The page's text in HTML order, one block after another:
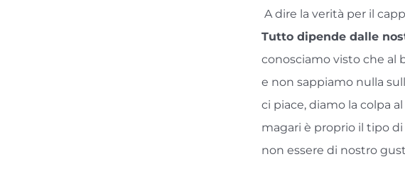
A dire la verità per il
Tutto dipende dalle
conosciamo visto che al
e non sappiamo nulla
ci piace, diamo la colpa
magari è proprio il tipo
non essere di nostro